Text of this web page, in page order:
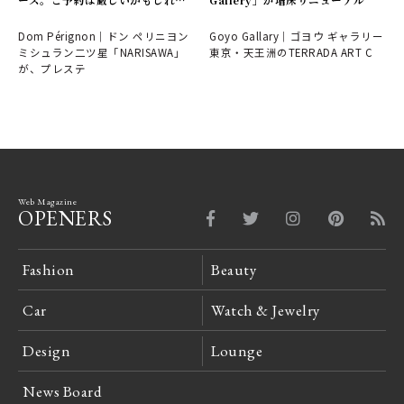
Dom Pérignon｜ドン ペリニヨン
ミシュラン二ツ星「NARISAWA」
が、プレステ
Goyo Gallary｜ゴヨウ ギャラリー
東京・天王洲のTERRADA ART C
Web Magazine
OPENERS
Fashion Beauty
Car Watch & Jewelry
Design Lounge
News Board